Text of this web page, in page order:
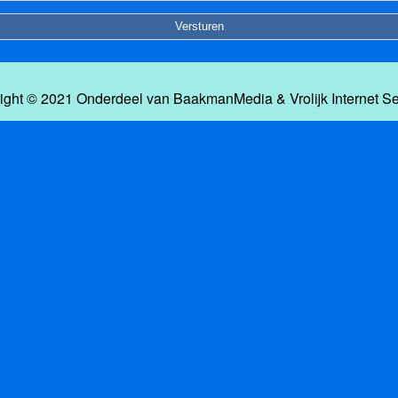
© 2021 Onderdeel van BaakmanMedia& Vrolijk Internet